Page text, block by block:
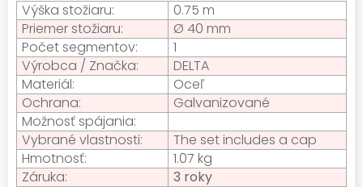
Výška stožiaru:
0.75 m
Priemer stožiaru:
Ø 40 mm
Počet segmentov:
1
Výrobca / Značka:
DELTA
Materiál:
Oceľ
Ochrana:
Galvanizované
Možnosť spájania:
Vybrané vlastnosti:
The set includes a cap
Hmotnosť:
1.07 kg
Záruka:
3 roky